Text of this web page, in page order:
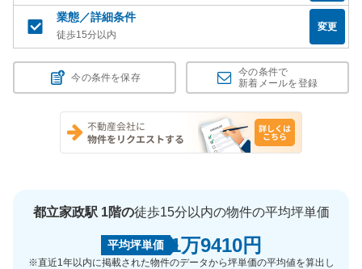
業態／詳細条件
徒歩15分以内
変更
今の条件を保存
今の条件で
新着メールを登録
都立家政駅 1階の徒歩15分以内の物件の平均坪単価
平均坪単価 1万9410円
※直近1年以内に掲載された物件のデータから坪単価の平均値を算出し